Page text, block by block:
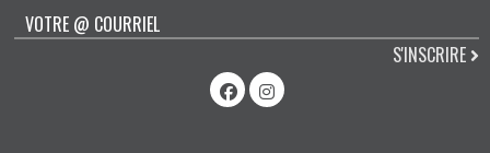
S'INSCRIRE